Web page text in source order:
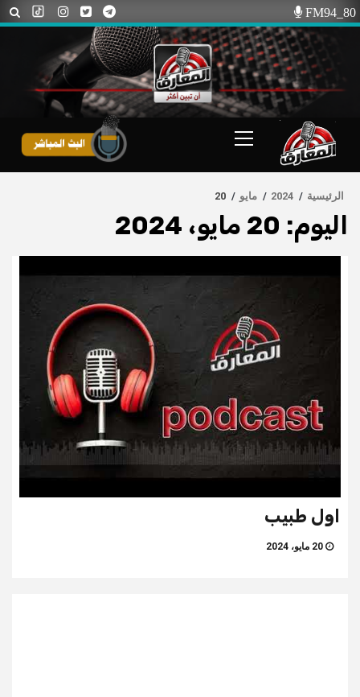
Skip
to
content
FM94_80
Menu
الرئيسية 2024 مايو 20
اليوم: 20 مايو، 2024
اول طبيب